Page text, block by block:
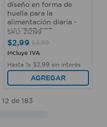
diseño en forma de
huella para la
alimentación diaria -
VANDER PET
SKU: 212199
$2,99 $3,99
Incluye IVA
Hasta 1x $2 99 sin interés
AGREGAR
12 de 183